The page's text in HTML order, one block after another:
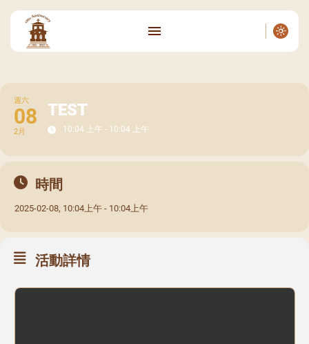
週六
08
2月
TEST
10:04 上午 - 10:04 上午
時間
2025-02-08, 10:04上午 - 10:04上午
活動詳情